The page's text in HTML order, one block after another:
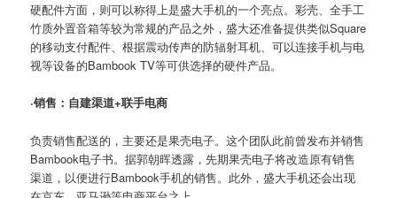
硬配件方面，则可以称得上是盛大手机的一个亮点。彩壳、全手工
竹质外置音箱等较为常规的产品之外，盛大还准备提供类似Square
的移动支付配件、根据震动传声的防辐射耳机、可以连接手机与电
视等设备的Bambook TV等可供选择的硬件产品。
·销售：自建渠道+联手电商
负责销售配送的，主要还是果壳电子。这个团队此前曾发布并销售
Bambook电子书。据郭朝晖透露，先期果壳电子将改造原有销售
渠道，以便进行Bambook手机的销售。此外，盛大手机还会出现